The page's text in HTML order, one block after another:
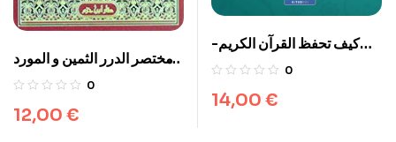
مختصر الدرر الثمين و المورد
المعين
0
12,00 €
كيف تحفظ القرآن الكريم-
قواعد اساسية وطرق عملية –
0
14,00 €